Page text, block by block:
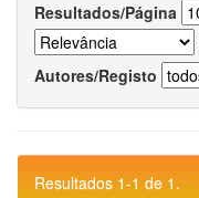
Resultados/Página
Autores/Registo
Resultados 1-1 de 1.